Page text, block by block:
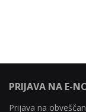
PRIJAVA NA E-
Prijava na